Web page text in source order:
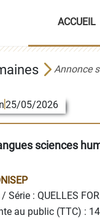
ACCUEIL
Annonce
25/05/2026
sciences
Série : QUELLES
au public (TTC) :